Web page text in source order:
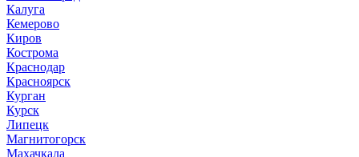
Калуга
Кемерово
Киров
Кострома
Краснодар
Красноярск
Курган
Курск
Липецк
Магнитогорск
Махачкала